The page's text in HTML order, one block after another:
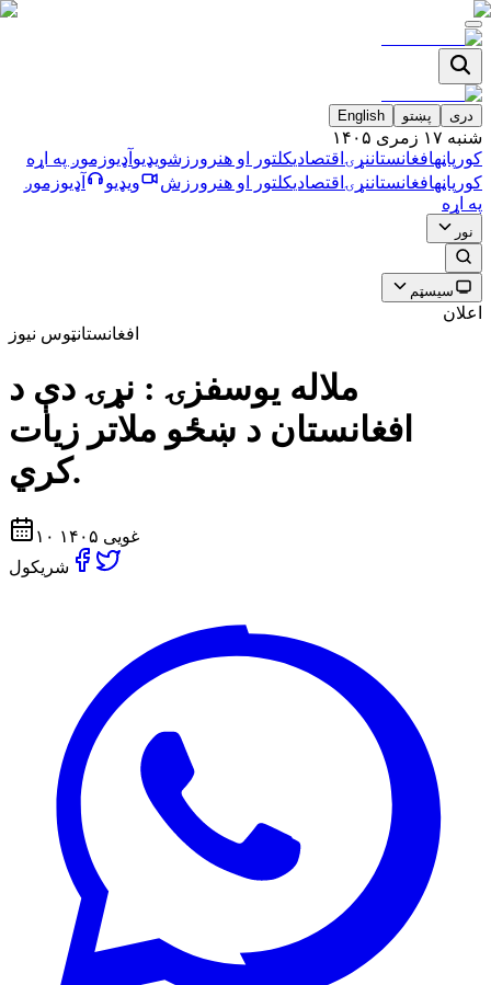
دری پښتو English
شنبه ۱۷ زمری ۱۴۰۵
کورپاڼهافغانستاننړۍ اقتصاديکلتور او هنر ورزشویډیو آډیوزموږ په اړه
کورپاڼهافغانستاننړۍ اقتصاديکلتور او هنر ورزش ویډیو آډیوزموږ
په اړه
نور
سیسټم
اعلان
افغانستانټوس نیوز
ملاله يوسفزۍ : نړۍ دې د
افغانستان د ښځو ملاتر زيات
كري.
۱۰ غویی ۱۴۰۵
شریکول